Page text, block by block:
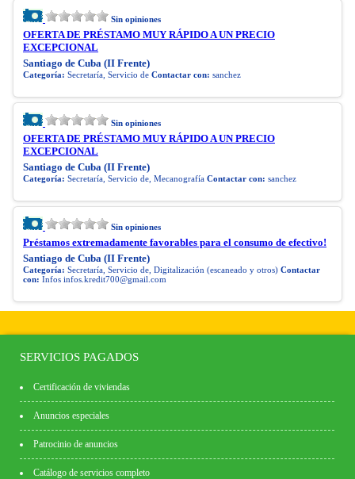
Sin opiniones
OFERTA DE PRÉSTAMO MUY RÁPIDO A UN PRECIO
EXCEPCIONAL
Santiago de Cuba (II Frente)
Categoría: Secretaría, Servicio de Contactar con: sanchez
Sin opiniones
OFERTA DE PRÉSTAMO MUY RÁPIDO A UN PRECIO
EXCEPCIONAL
Santiago de Cuba (II Frente)
Categoría: Secretaría, Servicio de, Mecanografía Contactar con: sanchez
Sin opiniones
Préstamos extremadamente favorables para el consumo de efectivo!
Santiago de Cuba (II Frente)
Categoría: Secretaría, Servicio de, Digitalización (escaneado y otros) Contactar
con: Infos infos.kredit700@gmail.com
SERVICIOS PAGADOS
Certificación de viviendas
Anuncios especiales
Patrocinio de anuncios
Catálogo de servicios completo